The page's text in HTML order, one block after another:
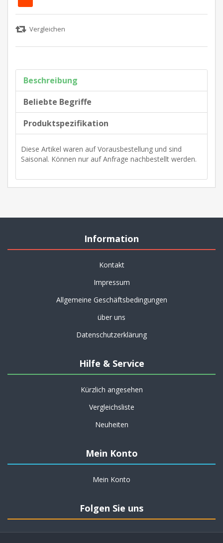
Beschreibung
Beliebte Begriffe
Produktspezifikation
Diese Artikel waren auf Vorausbestellung und sind
Saisonal. Können nur auf Anfrage nachbestellt werden.
Information
Kontakt
Impressum
Allgemeine Geschäftsbedingungen
über uns
Datenschutzerklärung
Hilfe & Service
Kürzlich angesehen
Vergleichsliste
Neuheiten
Mein Konto
Mein Konto
Folgen Sie uns